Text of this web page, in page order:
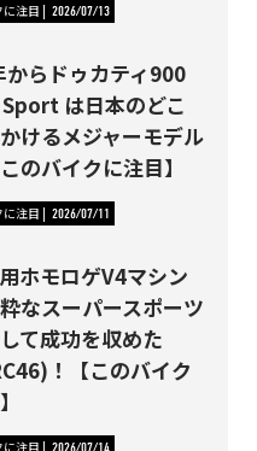
に注目 2026/07/13
らドゥカティ900
は日本のどこ
けるメジャーモデル
のバイクに注目】
に注目 2026/07/11
ホモロゲV4マシン
なスーパースポーツ
て成功を収めた
！【このバイク
に注目 2026/07/14